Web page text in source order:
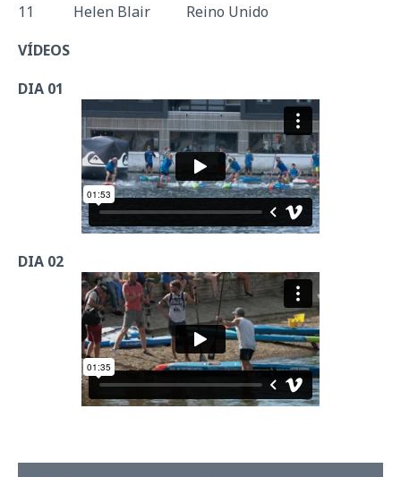
11 Helen Blair Reino Unido
VÍDEOS
DIA 01
DIA 02